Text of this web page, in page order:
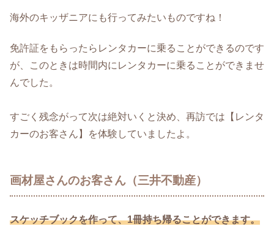
海外のキッザニアにも行ってみたいものですね！
免許証をもらったらレンタカーに乗ることができるのです
が、このときは時間内にレンタカーに乗ることができませ
んでした。
すごく残念がって次は絶対いくと決め、再訪では【レンタ
カーのお客さん】を体験していましたよ。
画材屋さんのお客さん（三井不動産）
スケッチブックを作って、1冊持ち帰ることができます。